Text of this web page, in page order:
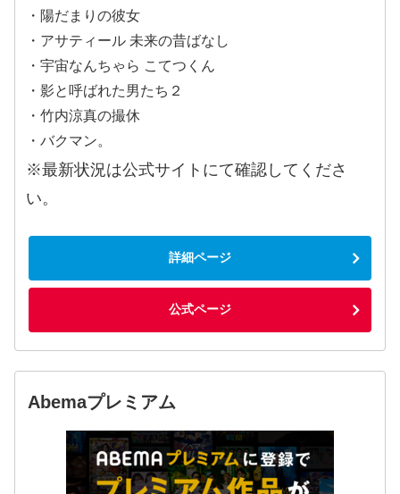
・陽だまりの彼女
・アサティール 未来の昔ばなし
・宇宙なんちゃら こてつくん
・影と呼ばれた男たち２
・竹内涼真の撮休
・バクマン。
※最新状況は公式サイトにて確認してくださ
い。
詳細ページ
公式ページ
Abemaプレミアム